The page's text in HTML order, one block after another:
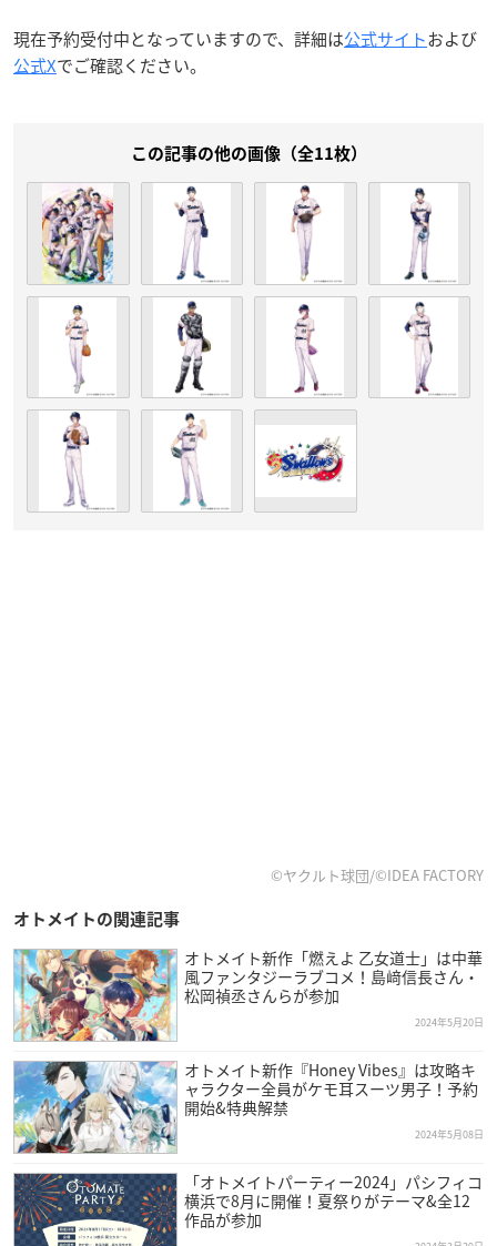
現在予約受付中となっていますので、詳細は公式サイトおよび
公式Xでご確認ください。
この記事の他の画像（全11枚）
©ヤクルト球団/©IDEA FACTORY
オトメイトの関連記事
オトメイト新作「燃えよ 乙女道士」は中華
風ファンタジーラブコメ！島﨑信長さん・
松岡禎丞さんらが参加
2024年5月20日
オトメイト新作『Honey Vibes』は攻略キ
ャラクター全員がケモ耳スーツ男子！予約
開始&特典解禁
2024年5月08日
「オトメイトパーティー2024」パシフィコ
横浜で8月に開催！夏祭りがテーマ&全12
作品が参加